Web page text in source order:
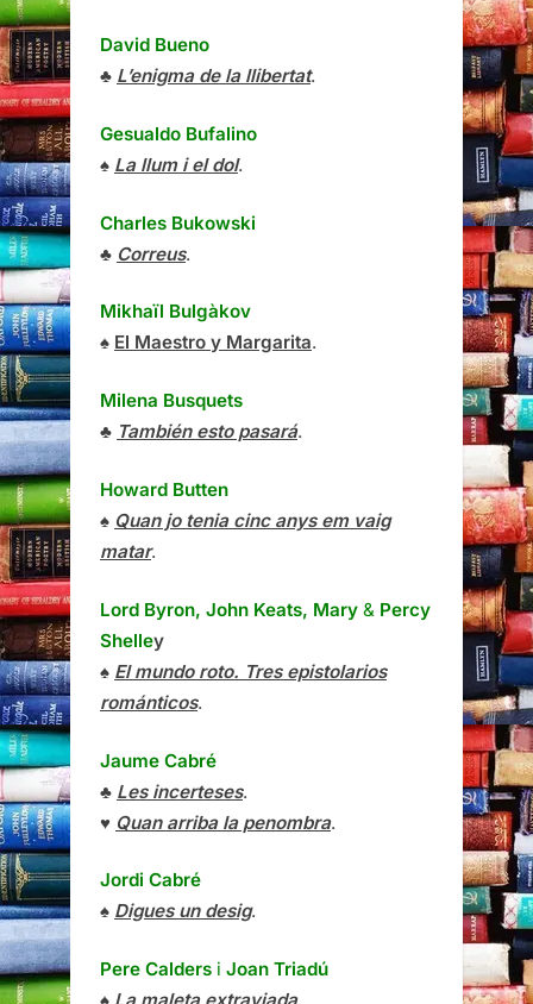
David Bueno
♣ L’enigma de la llibertat.
Gesualdo Bufalino
♠ La llum i el dol.
Charles Bukowski
♣ Correus.
Mikhaïl Bulgàkov
♠ El Maestro y Margarita.
Milena Busquets
♣ También esto pasará.
Howard Butten
♠ Quan jo tenia cinc anys em vaig
matar.
Lord Byron, John Keats, Mary & Percy
Shelley
♠ El mundo roto. Tres epistolarios
románticos.
Jaume Cabré
♣ Les incerteses.
♥ Quan arriba la penombra.
Jordi Cabré
♠ Digues un desig.
Pere Calders i Joan Triadú